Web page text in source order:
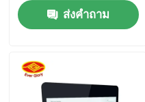
ผลิตภัณฑ์
เกี่ยวกับเรา
ส่งคำถาม